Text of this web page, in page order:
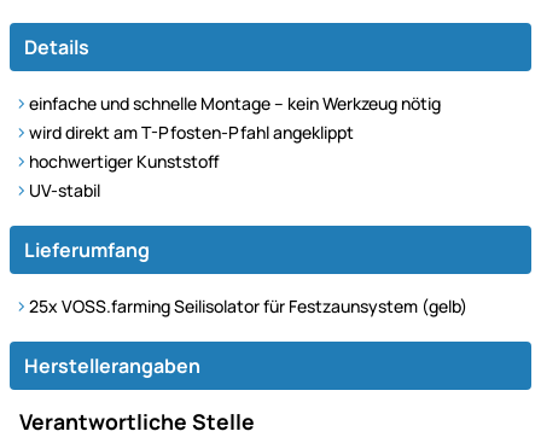
Details
einfache und schnelle Montage – kein Werkzeug nötig
wird direkt am T-Pfosten-Pfahl angeklippt
hochwertiger Kunststoff
UV-stabil
Lieferumfang
25x VOSS.farming Seilisolator für Festzaunsystem (gelb)
Herstellerangaben
Verantwortliche Stelle